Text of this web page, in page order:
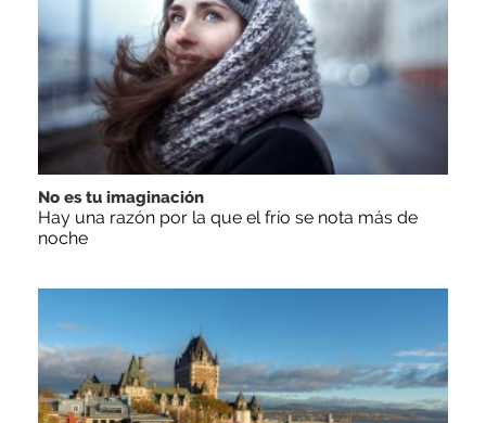
No es tu imaginación
Hay una razón por la que el frío se nota más de
noche